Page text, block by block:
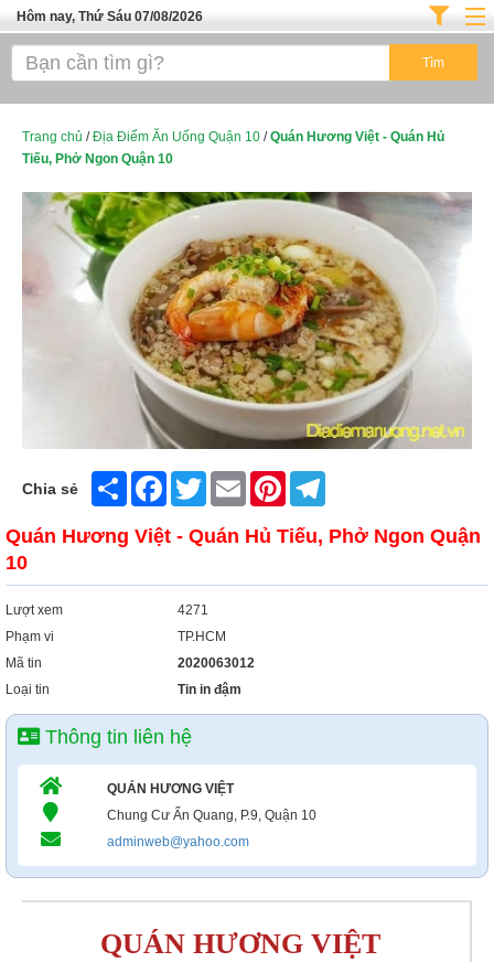
Hôm nay, Thứ Sáu 07/08/2026
Trang chủ
Cafe - Kem- Trà Sữa
Thực Phẩm Nông Hải Sản
Top Quán Ăn Sài Gòn
Trang chủ /Địa Điểm Ăn Uống Quận 10 /Quán Hương Việt - Quán Hủ
Tiếu, Phở Ngon Quận 10
Chia sẻ Share FacebookTwitter Email Pinterest
Quán Hương Việt - Quán Hủ Tiếu, Phở Ngon Quận
10
Lượt xem
4271
Phạm vi
TP.HCM
Mã tin
2020063012
Loại tin
Tin in đậm
Thông tin liên hệ
QUÁN HƯƠNG VIỆT
Chung Cư Ấn Quang, P.9, Quận 10
adminweb@yahoo.com
QUÁN HƯƠNG VIỆT